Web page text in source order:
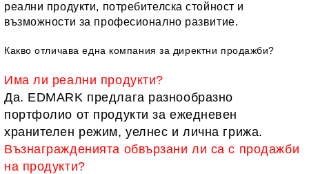
реални продукти, потребителска стойност и
възможности за професионално развитие.
Какво отличава една компания за директни продажби?
Има ли реални продукти?
Да. EDMARK предлага разнообразно
портфолио от продукти за ежедневен
хранителен режим, уелнес и лична грижа.
Възнагражденията обвързани ли са с продажби
на продукти?